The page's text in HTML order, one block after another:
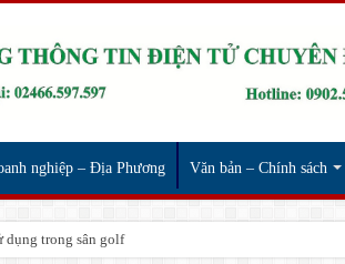
nghiệp – Địa Phương Văn bản – Chính sách
dụng trong sân golf